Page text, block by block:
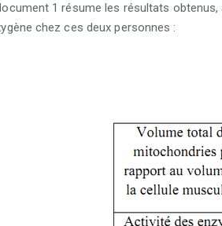
1 résume les résultats
chez ces deux personnes :